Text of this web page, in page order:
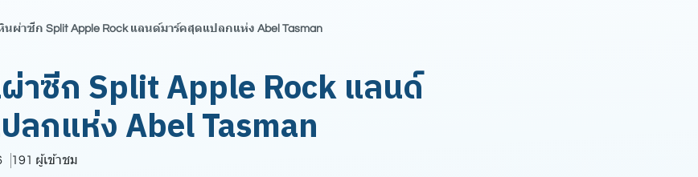
ผ่าซีก Split Apple Rock แลนด์มาร์คสุดแปลกแห่ง Abel Tasman
าซีก Split Apple Rock แลนด์
ลกแห่ง Abel Tasman
191 ผู้เข้าชม